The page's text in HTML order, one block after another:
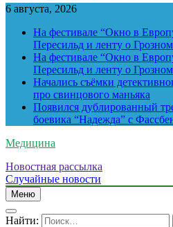
6 августа, 2026
На фестивале “Окно в
Пересильд и ленту о
На фестивале “Окно в
Пересильд и ленту о
Начались съёмки
про свинцового маньяка
Появился дублированный
боевика “Надежда” с
Медицина
Новостная рассылка
Случайные новости
Меню
Найти: